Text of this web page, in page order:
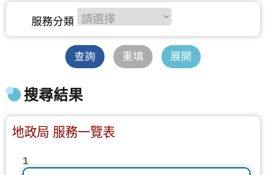
查詢 重填 展開
搜尋結果
地政局 服務一覽表
1